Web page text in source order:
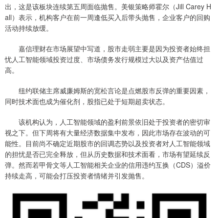
出，这是该板块连续第五周面临抛售。美银策略师霍尔（Jill Carey H
all）表示，机构客户在前一周逢低买入后带头抛售，企业客户的回购
活动持续放缓。
嘉信理财在市场展望中写道，股市走弱主要是因为投资者始终担
忧人工智能领域投资过度、市场债务发行规模过大以及资产估值过
高。
纽约联储主席威廉姆斯的宽松言论是点燃股市反弹的重要因素，
同时技术面也成为催化剂，股指已处于短期超卖状态。
该机构认为，人工智能领域的盈利前景依旧处于投资者的密切审
视之下。但下周将有大量经济数据集中发布，因此市场存在波动的可
能性。目前尚不确定近期股市的回调态势以及投资者对人工智能领域
的担忧是否已完全释放，但从历史数据和技术面看，市场有望延续反
弹。然而若甲骨文等人工智能相关企业的信用违约互换（CDS）溢价
持续走高，可能会打压投资者情绪并引发抛售。